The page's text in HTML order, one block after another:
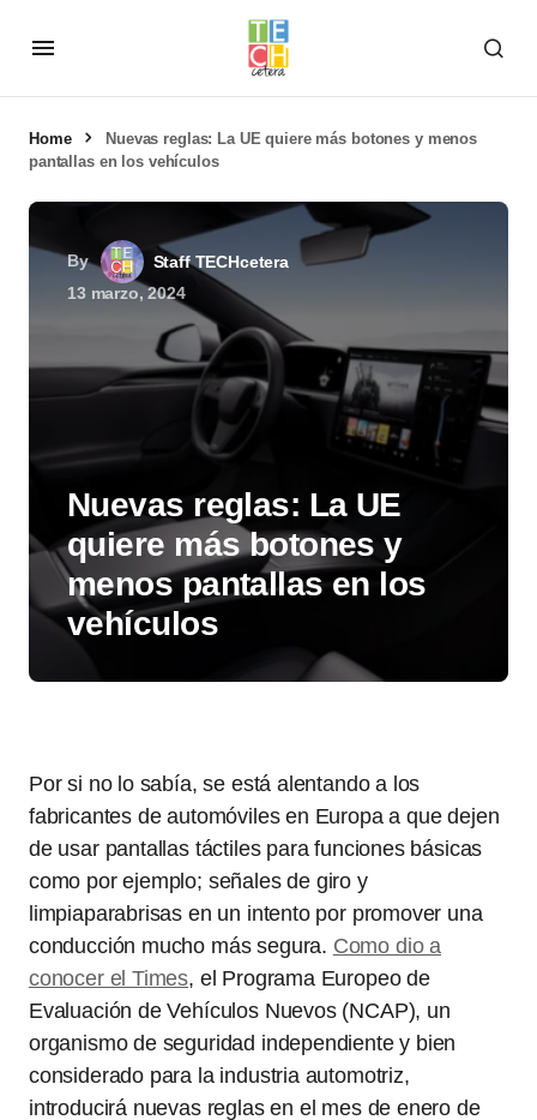
Home
Nuevas reglas: La UE quiere más botones y menos
pantallas en los vehículos
By
Staff TECHcetera
13 marzo, 2024
Nuevas reglas: La UE
quiere más botones y
menos pantallas en los
vehículos
Por si no lo sabía, se está alentando a los
fabricantes de automóviles en Europa a que dejen
de usar pantallas táctiles para funciones básicas
como por ejemplo; señales de giro y
limpiaparabrisas en un intento por promover una
conducción mucho más segura. Como dio a
conocer el Times, el Programa Europeo de
Evaluación de Vehículos Nuevos (NCAP), un
organismo de seguridad independiente y bien
considerado para la industria automotriz,
introducirá nuevas reglas en el mes de enero de